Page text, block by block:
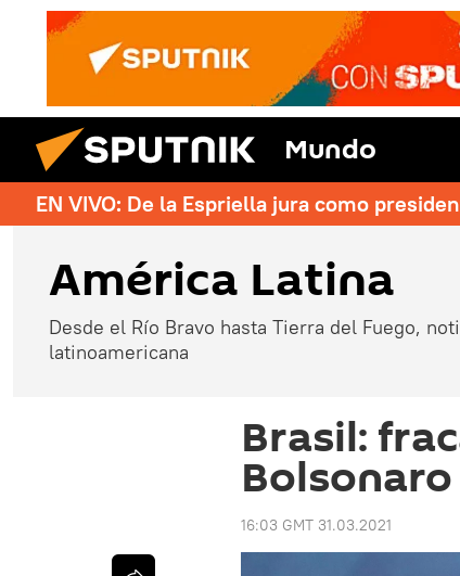
Mundo
EN VIVO: De la Espriella jura como
América Latina
Desde el Río Bravo hasta Tierra del Fuego,
latinoamericana
Brasil:
Bolsonaro
16:03 GMT 31.03.2021